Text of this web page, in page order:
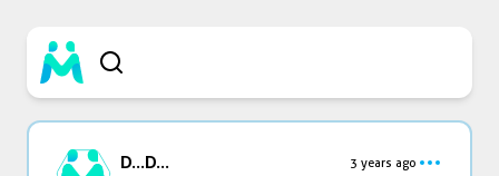
D...D...
3 years ago